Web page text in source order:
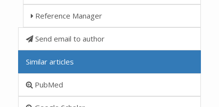
Reference Manager
Send email to author
Similar articles
PubMed